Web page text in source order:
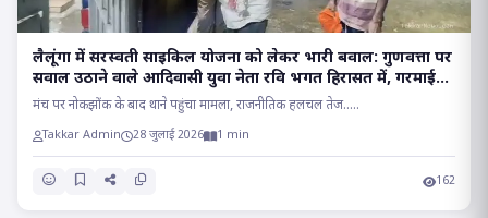
लैलूंगा में सरस्वती साइकिल योजना को लेकर भारी बवाल: गुणवत्ता पर
सवाल उठाने वाले आदिवासी युवा नेता रवि भगत हिरासत में, गरमाई
सियासत..
मंच पर नोकझोंक के बाद थाने पहुंचा मामला, राजनीतिक हलचल तेज.....
Takkar Admin 28 जुलाई 2026 1 min
162